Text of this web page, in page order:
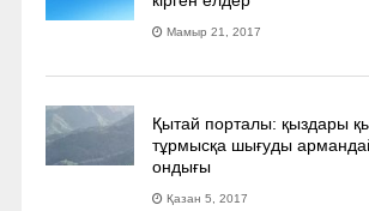
Мамыр 21, 2017
Қытай порталы: қыздары
тұрмысқа шығуды
ондығы
Қазан 5, 2017